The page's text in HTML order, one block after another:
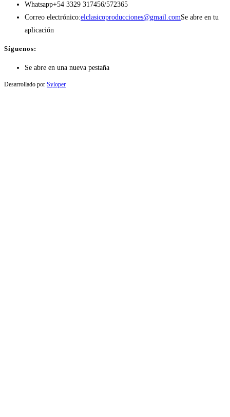
Whatsapp+54 3329 317456/572365
Correo electrónico:elclasicoproducciones@gmail.comSe abre en tu
aplicación
Síguenos:
Se abre en una nueva pestaña
Desarrollado por Syloper